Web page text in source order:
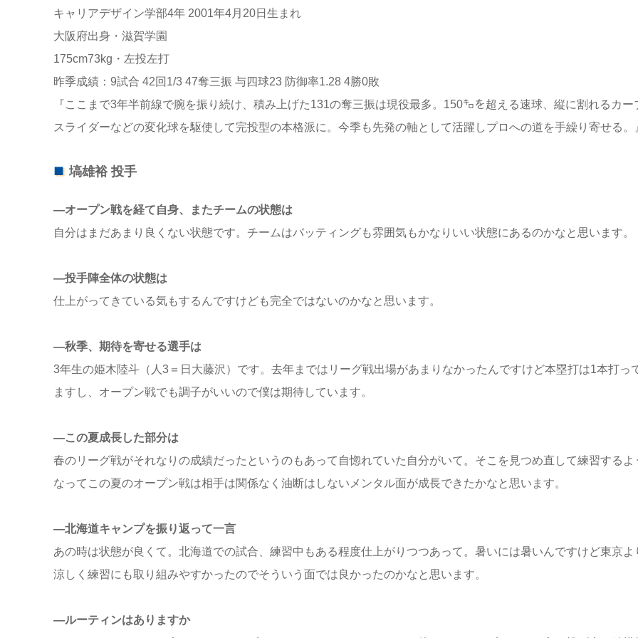
キャリアデザイン学部4年 2001年4月20日生まれ
大阪府出身・滋賀学園
175cm73kg・左投左打
昨季成績：9試合 42回1/3 47奪三振 与四球23 防御率1.28 4勝0敗
『ここまで3年半前線で腕を振り続け、積み上げた131の奪三振は現役最多。150㌔を超える速球、縦に割れるカー
スライダーなどの変化球を駆使して完投型の本格派に。今季も先発の軸として活躍しプロへの道を手繰り寄せる。
塙雄裕 投手
―オープン戦を経て自身、またチームの状態は
自分はまだあまり良くない状態です。チームはバッティングも雰囲気もかなりいい状態にあるのかなと思います。
―投手陣全体の状態は
仕上がってきている気もするんですけども完全ではないのかなと思います。
―秋季、期待を寄せる選手は
3年生の姫木陸斗（人3＝日大藤沢）です。去年まではリーグ戦出場があまりなかったんですけど本塁打は1本打っ
ますし、オープン戦でも調子がいいので僕は期待しています。
―この夏成長した部分は
春のリーグ戦がそれなりの成績だったというのもあって自惚れていた自分がいて。そこを見つめ直して練習するよ
なってこの夏のオープン戦は相手は関係なく油断はしないメンタル面が成長できたかなと思います。
―北海道キャンプを振り返って一言
あの時は状態が良くて。北海道での試合、練習中もある程度仕上がりつつあって。暑いには暑いんですけど東京よ
涼しく練習にも取り組みやすかったのでそういう面では良かったのかなと思います。
―ルーティンはありますか